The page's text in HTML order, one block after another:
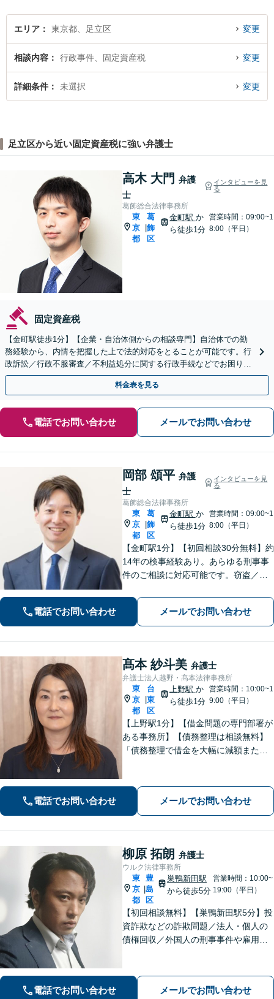
エリア 東京都、足立区 変更
相談内容 行政事件、固定資産税 変更
詳細条件 未選択 変更
足立区から近い固定資産税に強い弁護士
高木 大門 弁護
士
インタビューを見
る
葛飾総合法律事務所
東
京
都
葛
飾
区
金町駅 か
ら徒歩1分
営業時間：09:00~1
8:00（平日）
固定資産税
【金町駅徒歩1分】【企業・自治体側からの相談専門】自治体での勤
務経験から、内情を把握した上で法的対応をとることが可能です。行
政訴訟／行政不服審査／不利益処分に関する行政手続などでお困りの
方はご相談ください。【初回30分来所相談無料】
料金表を見る
電話でお問い合わせ メールでお問い合わせ
岡部 頌平 弁護
士
インタビューを見
る
葛飾総合法律事務所
東
京
都
葛
飾
区
金町駅 か
ら徒歩1分
営業時間：09:00~1
8:00（平日）
【金町駅1分】【初回相談30分無料】約
14年の検事経験あり。あらゆる刑事事
件のご相談に対応可能です。窃盗／詐
事件は早急にご相談ください。【相続
事件もお任せください】遺産分割協
議・調停／遺留分／遺言書作成など幅
広く対応
電話でお問い合わせ メールでお問い合わせ
髙本 紗斗美 弁護士
弁護士法人越野・髙本法律事務所
東
京
都
台
東
区
上野駅 か
ら徒歩1分
営業時間：10:00~1
9:00（平日）
【上野駅1分】【借金問題の専門部署が
ある事務所】【債務整理は相談無料】
「債務整理で借金を大幅に減額または
さまに代わって全力で交渉し、賠償金
アップを目指します！」【休日・夜間
相談可】
電話でお問い合わせ メールでお問い合わせ
柳原 拓朗 弁護士
ウルク法律事務所
東
京
都
|
豊
島
区
巣鴨新田駅
から徒歩5分
営業時間：10:00~
19:00（平日）
【初回相談無料】【巣鴨新田駅5分】投
資詐欺などの詐欺問題／法人・個人の
債権回収／外国人の刑事事件や雇用問
を1日でも早く解消できるよう尽力しま
す。お気軽にご相談ください【Web相
電話でお問い合わせ メールでお問い合わせ